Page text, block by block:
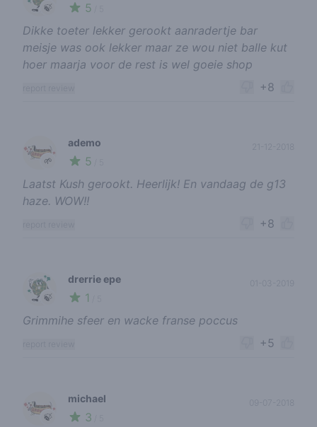
🍃 5
Dikke toeter lekker gerookt aanradertje bar
meisje was ook lekker maar ze wou niet balle kut
hoer maarja voor de rest is wel goeie shop
+8
🌱
ademo
5
Laatst Kush gerookt. Heerlijk! En vandaag de g13
haze. WOW!!
+8
🍃
drerrie epe
1
01-03-2019
Grimmihe sfeer en wacke franse poccus
+5
🍃
michael
3